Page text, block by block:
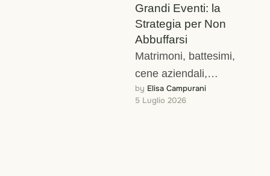
Grandi Eventi: la
Strategia per Non
Abbuffarsi
Matrimoni, battesimi,
cene aziendali,
compleanni con buffet
infinito. Se dovessi
by Elisa Campurani
5 Luglio 2026